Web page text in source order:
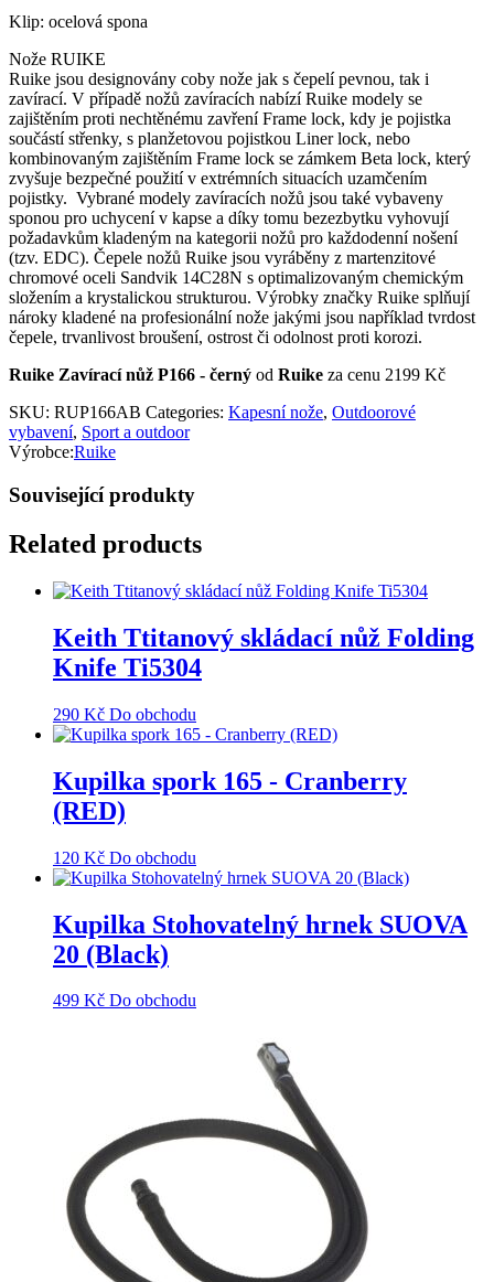
Klip: ocelová spona
Nože RUIKE
Ruike jsou designovány coby nože jak s čepelí pevnou, tak i
zavírací. V případě nožů zavíracích nabízí Ruike modely se
zajištěním proti nechtěnému zavření Frame lock, kdy je pojistka
součástí střenky, s planžetovou pojistkou Liner lock, nebo
kombinovaným zajištěním Frame lock se zámkem Beta lock, který
zvyšuje bezpečné použití v extrémních situacích uzamčením
pojistky. Vybrané modely zavíracích nožů jsou také vybaveny
sponou pro uchycení v kapse a díky tomu bezezbytku vyhovují
požadavkům kladeným na kategorii nožů pro každodenní nošení
(tzv. EDC). Čepele nožů Ruike jsou vyráběny z martenzitové
chromové oceli Sandvik 14C28N s optimalizovaným chemickým
složením a krystalickou strukturou. Výrobky značky Ruike splňují
nároky kladené na profesionální nože jakými jsou například tvrdost
čepele, trvanlivost broušení, ostrost či odolnost proti korozi.
Ruike Zavírací nůž P166 - černý od Ruike za cenu 2199 Kč
SKU: RUP166AB Categories: Kapesní nože, Outdoorové
vybavení, Sport a outdoor
Výrobce:Ruike
Související produkty
Related products
Keith Ttitanový skládací nůž Folding
Knife Ti5304
290 Kč Do obchodu
Kupilka spork 165 - Cranberry
(RED)
120 Kč Do obchodu
Kupilka Stohovatelný hrnek SUOVA
20 (Black)
499 Kč Do obchodu